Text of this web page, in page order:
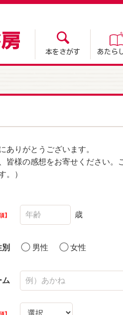
本をさがす あたら
ありがとうございます。
皆様の感想をお寄せください
。）
歳
男性 女性
ム